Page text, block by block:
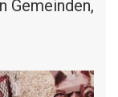
Gemeinden,